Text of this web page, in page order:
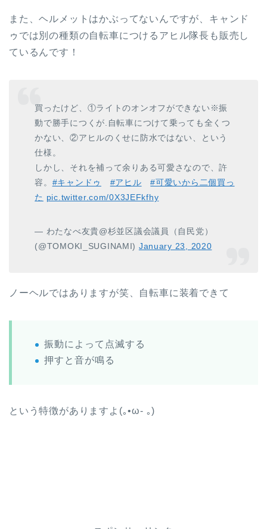
また、ヘルメットはかぶってないんですが、キャンド
ゥでは別の種類の自転車につけるアヒル隊長も販売し
ているんです！
買ったけど、①ライトのオンオフができない※振
動で勝手につくが.自転車につけて乗っても全くつ
かない、②アヒルのくせに防水ではない、という
仕様。
しかし、それを補って余りある可愛さなので、許
容。 #キャンドゥ #アヒル
#可愛いから二個買っ
た pic.twitter.com/0X3JEFkfhy
— わたなべ友貴@杉並区議会議員（自民党）
(@TOMOKI_SUGINAMI) January 23, 2020
ノーヘルではありますが笑、自転車に装着できて
振動によって点滅する
押すと音が鳴る
という特徴がありますよ(｡•ω- ｡)